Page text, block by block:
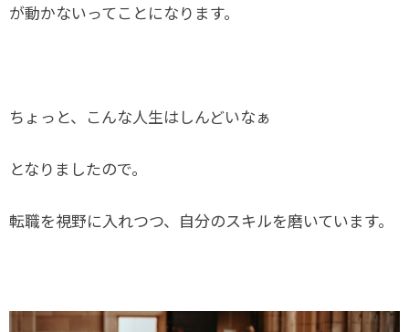
が動かないってことになります。
ちょっと、こんな人生はしんどいなぁ
となりましたので。
転職を視野に入れつつ、自分のスキルを磨いています。